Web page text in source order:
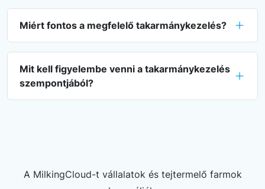
Miért fontos a megfelelő takarmánykezelés?
Mit kell figyelembe venni a takarmánykezelés
szempontjából?
A MilkingCloud-t vállalatok és tejtermelő farmok